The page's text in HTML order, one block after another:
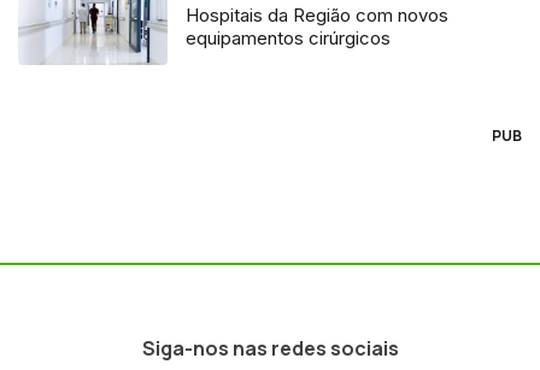
Hospitais da Região com novos
equipamentos cirúrgicos
PUB
Siga-nos nas redes sociais